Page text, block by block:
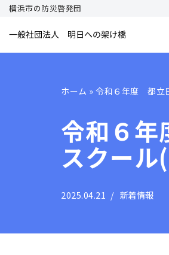
コ
ン
横浜市の防災啓発団
ホーム » 令和６年度 都立
令和６
スクール
2025.04.21 新着情報